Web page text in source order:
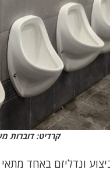
קרדיט: דוברות
ונדליזם באחד מתאי